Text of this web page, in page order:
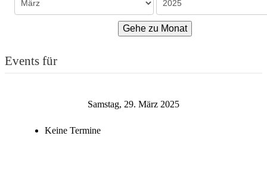
Gehe zu Monat
Events für
Samstag, 29. März 2025
Keine Termine